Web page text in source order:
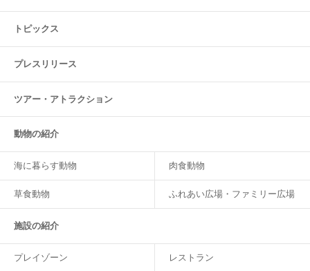
トピックス
プレスリリース
ツアー・ アトラクション
動物の紹介
海に暮らす動物 肉食動物
草食動物 ふれあい広場・ファミリー広場
施設の紹介
プレイゾーン レストラン